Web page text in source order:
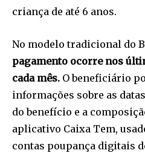
criança de até 6 anos.
No modelo tradicional do
pagamento ocorre nos
cada mês. O beneficiário
informações sobre as
do benefício e a
aplicativo Caixa Tem,
contas poupança digitais